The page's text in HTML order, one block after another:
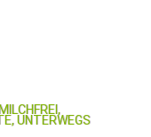
MILCHFREI,
UNTERWEGS